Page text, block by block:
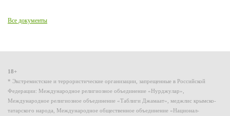
Все документы
18+
* Экстремистские и террористические организации, запрещенные в Российской
Федерации: Международное религиозное объединение «Нурджулар»,
Международное религиозное объединение «Таблиги Джамаат», меджлис крымско-
татарского народа, Международное общественное объединение «Национал-